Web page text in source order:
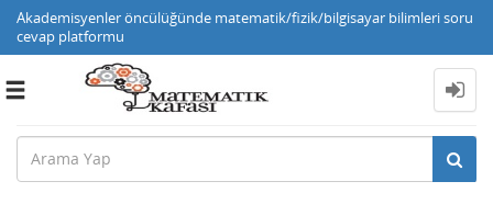
Akademisyenler öncülüğünde matematik/fizik/bilgisayar bilimleri soru
cevap platformu
Toggle